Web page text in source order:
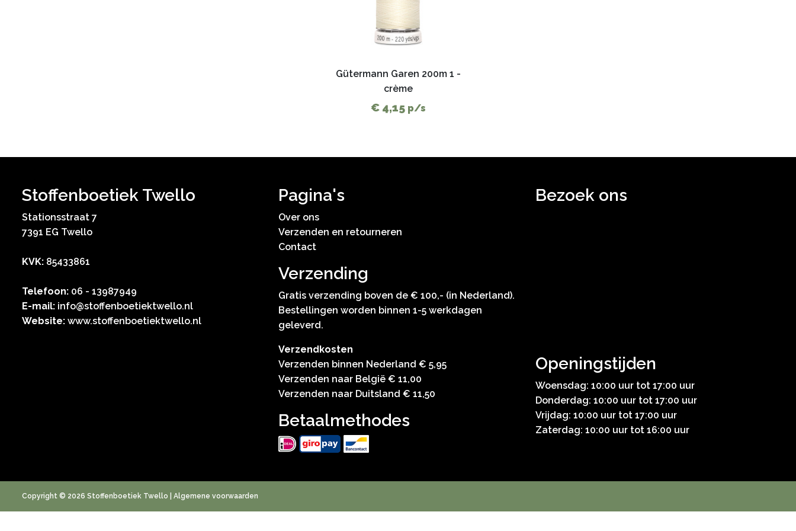
Gütermann Garen 200m 1 -
crème
€ 4,15 p/s
Stoffenboetiek Twello
Stationsstraat 7
7391 EG Twello
KVK: 85433861
Telefoon: 06 - 13987949
E-mail: info@stoffenboetiektwello.nl
Website: www.stoffenboetiektwello.nl
Pagina's
Over ons
Verzenden en retourneren
Contact
Verzending
Gratis verzending boven de € 100,- (in Nederland).
Bestellingen worden binnen 1-5 werkdagen
geleverd.
Verzendkosten
Verzenden binnen Nederland € 5,95
Verzenden naar België € 11,00
Verzenden naar Duitsland € 11,50
Betaalmethodes
Bezoek ons
Openingstijden
Woensdag: 10:00 uur tot 17:00 uur
Donderdag: 10:00 uur tot 17:00 uur
Vrijdag: 10:00 uur tot 17:00 uur
Zaterdag: 10:00 uur tot 16:00 uur
Copyright © 2026 Stoffenboetiek Twello | Algemene voorwaarden